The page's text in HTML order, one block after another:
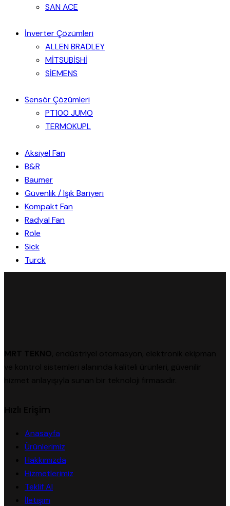
SAN ACE
İnverter Çözümleri
ALLEN BRADLEY
MİTSUBİSHİ
SİEMENS
Sensör Çözümleri
PT100 JUMO
TERMOKUPL
Aksiyel Fan
B&R
Baumer
Güvenlik / Işık Bariyeri
Kompakt Fan
Radyal Fan
Röle
Sick
Turck
Anasayfa
Ürünlerimiz
Hakkımızda
Hizmetlerimiz
Teklif Al
İletişim